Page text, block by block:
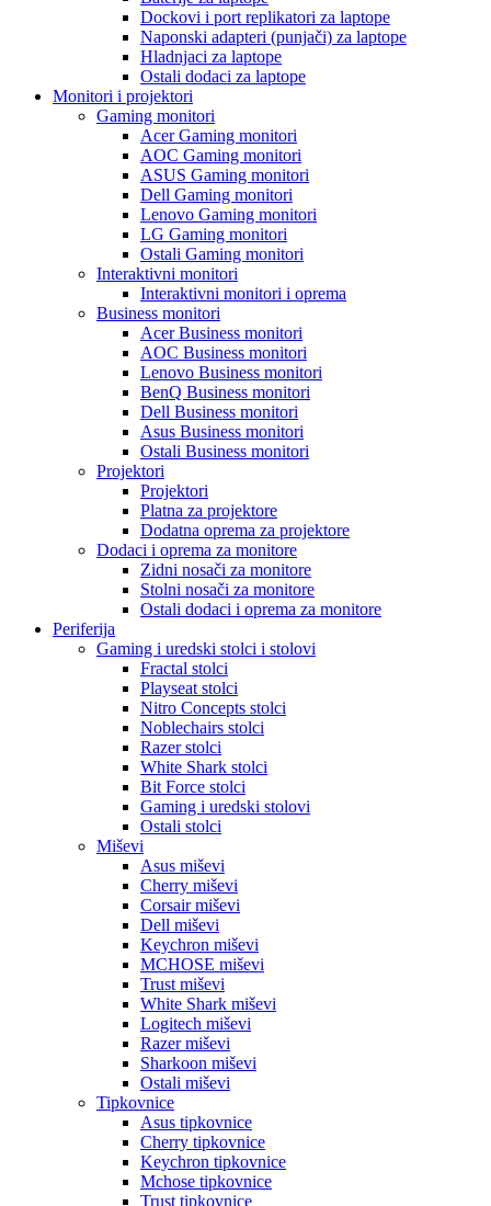
Dockovi i port replikatori za laptope
Naponski adapteri (punjači) za laptope
Hladnjaci za laptope
Ostali dodaci za laptope
Monitori i projektori
Gaming monitori
Acer Gaming monitori
AOC Gaming monitori
ASUS Gaming monitori
Dell Gaming monitori
Lenovo Gaming monitori
LG Gaming monitori
Ostali Gaming monitori
Interaktivni monitori
Interaktivni monitori i oprema
Business monitori
Acer Business monitori
AOC Business monitori
Lenovo Business monitori
BenQ Business monitori
Dell Business monitori
Asus Business monitori
Ostali Business monitori
Projektori
Projektori
Platna za projektore
Dodatna oprema za projektore
Dodaci i oprema za monitore
Zidni nosači za monitore
Stolni nosači za monitore
Ostali dodaci i oprema za monitore
Periferija
Gaming i uredski stolci i stolovi
Fractal stolci
Playseat stolci
Nitro Concepts stolci
Noblechairs stolci
Razer stolci
White Shark stolci
Bit Force stolci
Gaming i uredski stolovi
Ostali stolci
Miševi
Asus miševi
Cherry miševi
Corsair miševi
Dell miševi
Keychron miševi
MCHOSE miševi
Trust miševi
White Shark miševi
Logitech miševi
Razer miševi
Sharkoon miševi
Ostali miševi
Tipkovnice
Asus tipkovnice
Cherry tipkovnice
Keychron tipkovnice
Mchose tipkovnice
Trust tipkovnice